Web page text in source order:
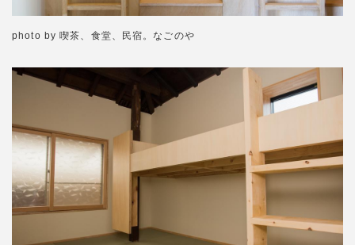
photo by 喫茶、食堂、民宿。なごのや